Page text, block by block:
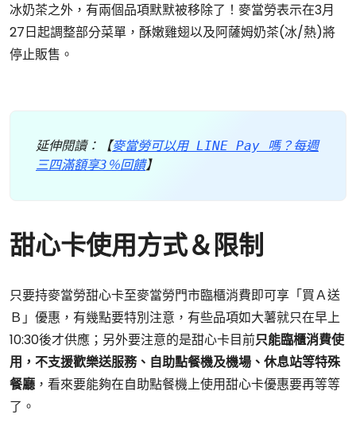
冰奶茶之外，有兩個品項默默被移除了！麥當勞表示在3月
27日起調整部分菜單，酥嫩雞翅以及阿薩姆奶茶(冰/熱)將
停止販售。
延伸閱讀：【麥當勞可以用 LINE Pay 嗎？每週
三四滿額享3％回饋】
甜心卡使用方式＆限制
只要持麥當勞甜心卡至麥當勞門市臨櫃消費即可享「買Ａ送
Ｂ」優惠，有幾點要特別注意，有些品項如大薯就只在早上
10:30後才供應；另外要注意的是甜心卡目前只能臨櫃消費使
用，不支援歡樂送服務、自助點餐機及機場、休息站等特殊
餐廳 ，看來要能夠在自助點餐機上使用甜心卡優惠要再等等
了。